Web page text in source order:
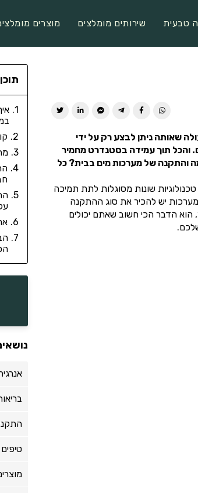
טבעית שירותים מומלצים מוצרים
שאותה ניתן לבצע רק על ידי
והכל תוך עמידה בסטנדרט מחמיר
והתקנה של מערכות מים בבית? כל
שונות מסוגלות לתת תמיכה
יש להכיר את סוג ההתקנה
הדבר הכי חשוב שאתם יכולים
טיפים